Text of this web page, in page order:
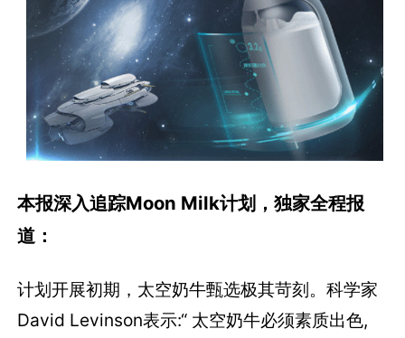
本报深入追踪Moon Milk计划，独家全程报
道：
计划开展初期，太空奶牛甄选极其苛刻。科学家
David Levinson表示:“ 太空奶牛必须素质出色,